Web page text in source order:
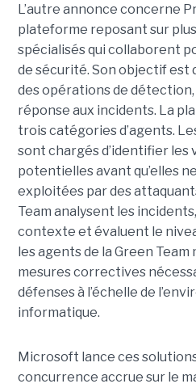
L’autre annonce concerne
plateforme reposant sur
spécialisés qui collaborent
de sécurité. Son objectif est
des opérations de
réponse aux incidents. La
trois catégories d’agents.
sont chargés d’identifier les
potentielles avant qu’elles
exploitées par des
Team analysent les
contexte et évaluent le
les agents de la Green
mesures correctives
défenses à l’échelle de
informatique.
Microsoft lance ces
concurrence accrue sur le